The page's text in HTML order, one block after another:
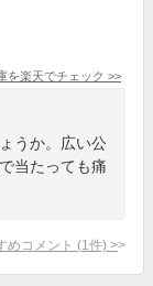
を楽天でチェック >>
うか。広い公
当たっても痛
めコメント (1 件) >